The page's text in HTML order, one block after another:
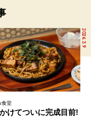
2026.3.9
食堂
けてついに完成目前!